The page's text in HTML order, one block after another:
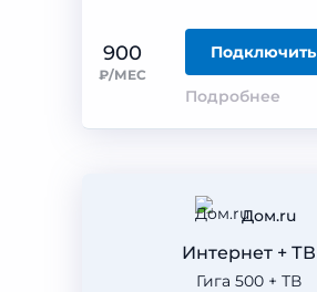
900
₽/МЕС
Подключить
Подробнее
Дом.ru
Гига 500 + ТВ
Интернет + ТВ